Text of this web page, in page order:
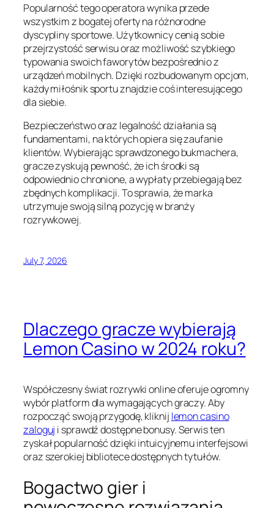
Popularność tego operatora wynika przede
wszystkim z bogatej oferty na różnorodne
dyscypliny sportowe. Użytkownicy cenią sobie
przejrzystość serwisu oraz możliwość szybkiego
typowania swoich faworytów bezpośrednio z
urządzeń mobilnych. Dzięki rozbudowanym opcjom,
każdy miłośnik sportu znajdzie coś interesującego
dla siebie.
Bezpieczeństwo oraz legalność działania są
fundamentami, na których opiera się zaufanie
klientów. Wybierając sprawdzonego bukmachera,
gracze zyskują pewność, że ich środki są
odpowiednio chronione, a wypłaty przebiegają bez
zbędnych komplikacji. To sprawia, że marka
utrzymuje swoją silną pozycję w branży
rozrywkowej.
July 7, 2026
Dlaczego gracze wybierają
Lemon Casino w 2024 roku?
Współczesny świat rozrywki online oferuje ogromny
wybór platform dla wymagających graczy. Aby
rozpocząć swoją przygodę, kliknij lemon casino
zaloguj i sprawdź dostępne bonusy. Serwis ten
zyskał popularność dzięki intuicyjnemu interfejsowi
oraz szerokiej bibliotece dostępnych tytułów.
Bogactwo gier i